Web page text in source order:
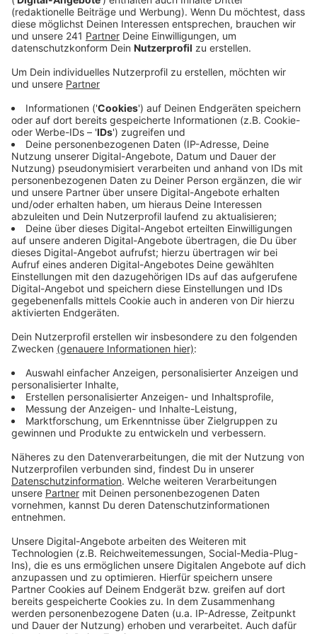
Jugendliche 2 Euro mehr pro Monat zahlen.
Veröffentlicht: Donnerstag, 15.06.2023 06:44
Anzeige
Für Erwachsener werden 3 und für Familien 7 Euro
zusätzlich fällig. Der Verein hat nach eigenen Angaben
sehr mit den gestiegenen Kosten zu kämpfen, vor
allem für Energie. Dafür habe man im vergangenen Jahr
150.000 Euro mehr ausgeben müssen, hieß es vom
Verein. Der TSV geht davon aus, dass diese
Entwicklung so schnell nicht aufhören wird. Deshalb
will er Geld sparen, unter anderem habe man in allen
Bereichen und Abteilungen den Etat gekürzt.
Anzeige
Mehr Meldungen aus Leverkusen
Anzeige
Fanprojekt organisiert Ferienprogramm in Leverkusen
Bayer-Hilfstransporte aus Leverkusen in die Ukraine
Arbeitsreicher Nachmittag für Leverkusener
Feuerwehr
Anzeige
Anzeige